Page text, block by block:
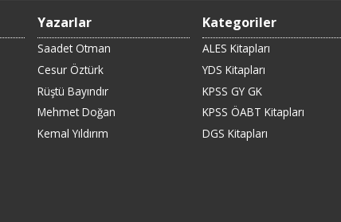
Yazarlar
Saadet Otman
Cesur Öztürk
Rüştü Bayındır
Mehmet Doğan
Kemal Yıldırım
Kategoriler
ALES Kitapları
YDS Kitapları
KPSS GY GK
KPSS ÖABT Kitapları
DGS Kitapları